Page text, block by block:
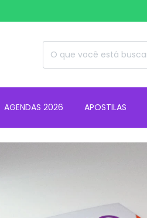
AGENDAS 2026 APOSTILAS